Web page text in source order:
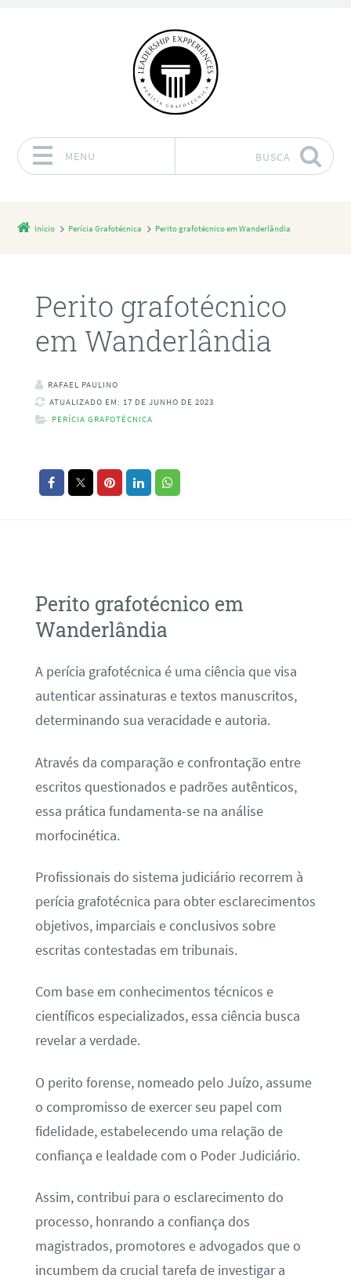
MENU BUSCA
Início Perícia Grafotécnica Perito grafotécnico em Wanderlândia
Perito grafotécnico
em Wanderlândia
RAFAEL PAULINO
ATUALIZADO EM: 17 DE JUNHO DE 2023
PERÍCIA GRAFOTÉCNICA
Perito grafotécnico em
Wanderlândia
A perícia grafotécnica é uma ciência que visa
autenticar assinaturas e textos manuscritos,
determinando sua veracidade e autoria.
Através da comparação e confrontação entre
escritos questionados e padrões autênticos,
essa prática fundamenta-se na análise
morfocinética.
Profissionais do sistema judiciário recorrem à
perícia grafotécnica para obter esclarecimentos
objetivos, imparciais e conclusivos sobre
escritas contestadas em tribunais.
Com base em conhecimentos técnicos e
científicos especializados, essa ciência busca
revelar a verdade.
O perito forense, nomeado pelo Juízo, assume
o compromisso de exercer seu papel com
fidelidade, estabelecendo uma relação de
confiança e lealdade com o Poder Judiciário.
Assim, contribui para o esclarecimento do
processo, honrando a confiança dos
magistrados, promotores e advogados que o
incumbem da crucial tarefa de investigar a